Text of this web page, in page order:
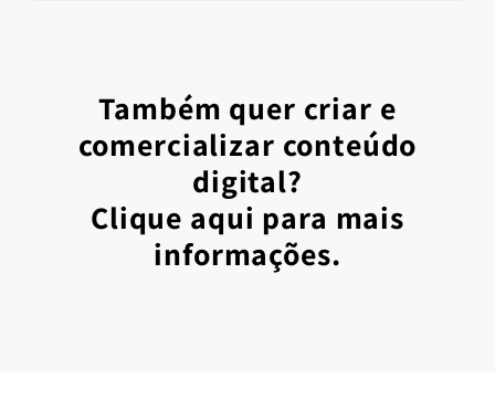
Também quer criar e
comercializar conteúdo
digital?
Clique aqui para mais
informações.